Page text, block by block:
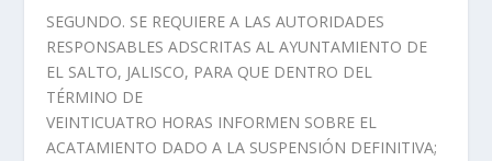
SEGUNDO. SE REQUIERE A LAS AUTORIDADES
RESPONSABLES ADSCRITAS AL AYUNTAMIENTO DE
EL SALTO, JALISCO, PARA QUE DENTRO DEL
TÉRMINO DE
VEINTICUATRO HORAS INFORMEN SOBRE EL
ACATAMIENTO DADO A LA SUSPENSIÓN DEFINITIVA;